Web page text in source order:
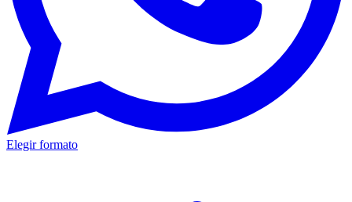
Elegir formato